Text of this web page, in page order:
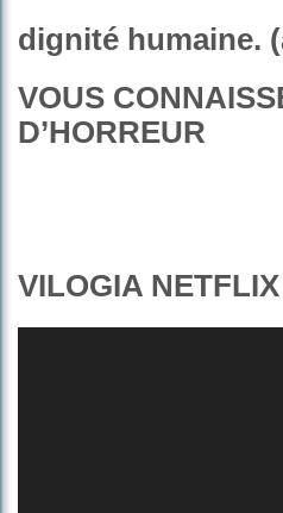
dignité humaine.
VOUS
D’HORREUR
VILOGIA